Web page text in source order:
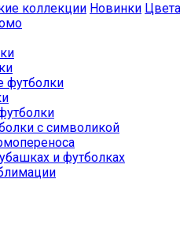
коллекции Новинки Цвета
футболки
с символикой
и футболках